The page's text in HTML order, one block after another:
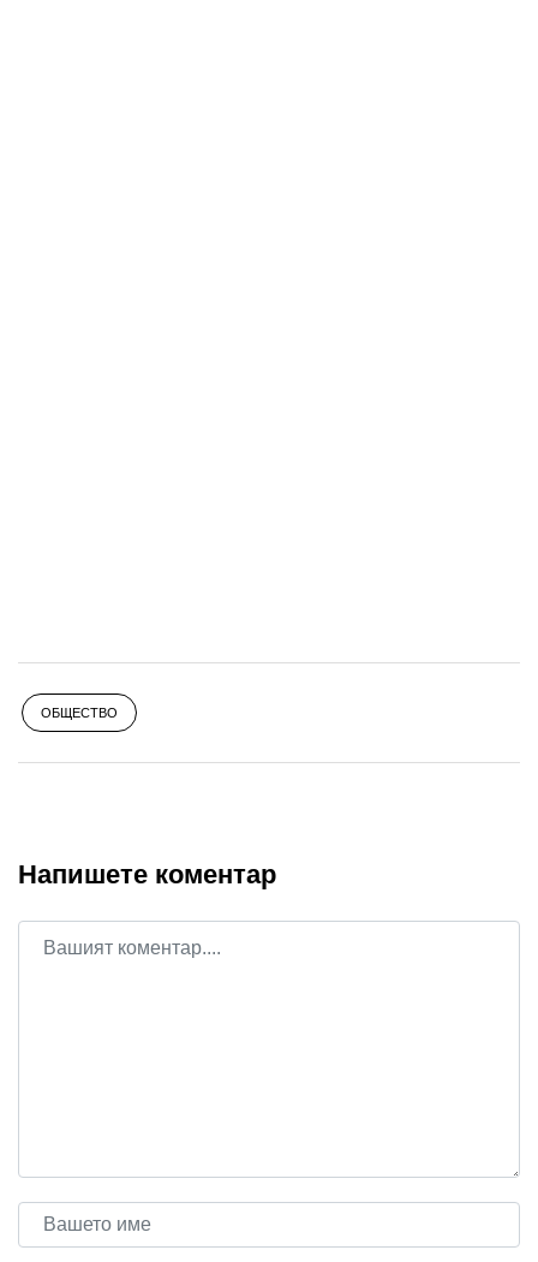
ОБЩЕСТВО
Напишете коментар